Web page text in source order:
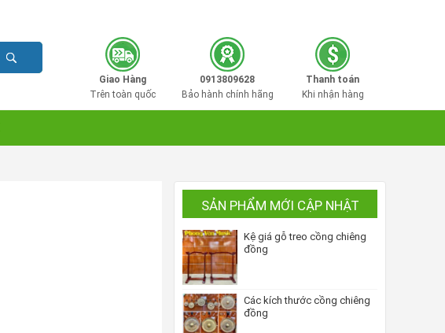
Giao Hàng
Trên toàn quốc
0913809628
Bảo hành chính hãng
Thanh toán
Khi nhận hàng
SẢN PHẨM MỚI CẬP NHẬT
Kệ giá gỗ treo cồng chiêng
đồng
Các kích thước cồng chiêng
đồng